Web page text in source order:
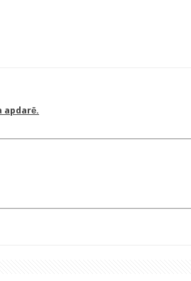
apdarē.